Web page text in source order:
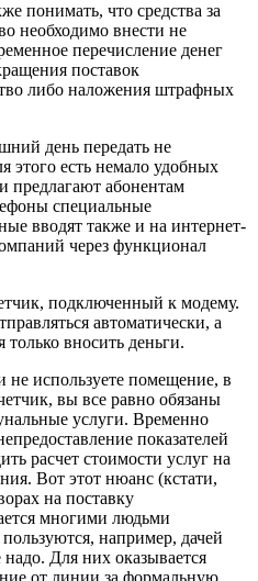
понимать, что средства за
необходимо внести не
перечисление денег
поставок
либо наложения штрафных
день передать не
этого есть немало удобных
предлагают абонентам
специальные
вводят также и на интернет-
через функционал
подключенный к модему.
автоматически, а
только вносить деньги.
используете помещение, в
вы все равно обязаны
услуги. Временно
показателей
расчет стоимости услуг на
Вот этот нюанс (кстати,
на поставку
многими людьми
например, дачей
надо. Для них оказывается
от линии за формальную